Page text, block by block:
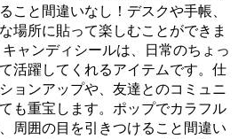
こと間違いなし！デスクや手帳、
場所に貼って楽しむことができま
ャンディシールは、日常のちょっ
活躍してくれるアイテムです。仕
ョンアップや、友達とのコミュニ
も重宝します。ポップでカラフル
周囲の目を引きつけること間違い